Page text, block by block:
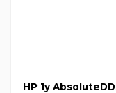
HP 1y